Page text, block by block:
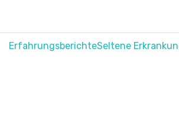
ErfahrungsberichteSeltene